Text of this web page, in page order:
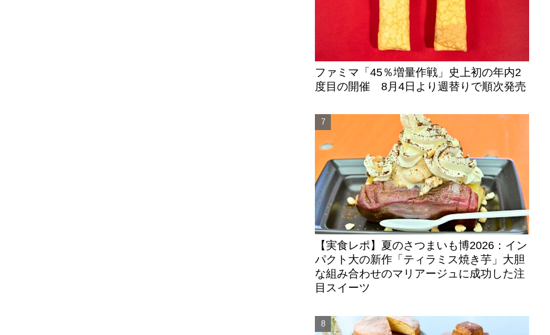
ファミマ「45％増量作戦」史上初の年内2
度目の開催 8月4日より週替りで順次発売
【実食レポ】夏のさつまいも博2026：イン
パクト大の新作「ティラミス焼き芋」大胆
な組み合わせのマリアージュに成功した注
目スイーツ